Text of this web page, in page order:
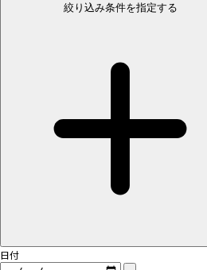
絞り込み条件を指定する
日付